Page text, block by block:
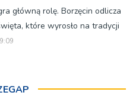
główną rolę. Borzęcin odlicza
które wyrosło na tradycji